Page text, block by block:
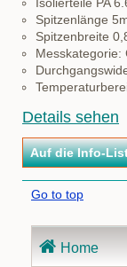
Spitzenlänge
Spitzenbreite
Messkategorie:
Details sehen
Go to top
überspringen
Home